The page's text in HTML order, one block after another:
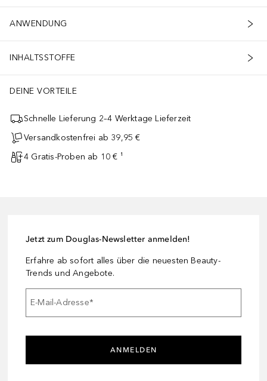
ANWENDUNG
INHALTSSTOFFE
DEINE VORTEILE
Schnelle Lieferung 2–4 Werktage Lieferzeit
Versandkostenfrei ab 39,95 €
4 Gratis-Proben ab 10 € ¹
Jetzt zum Douglas-Newsletter anmelden!
Erfahre ab sofort alles über die neuesten Beauty-
Trends und Angebote.
E-Mail-Adresse*
ANMELDEN